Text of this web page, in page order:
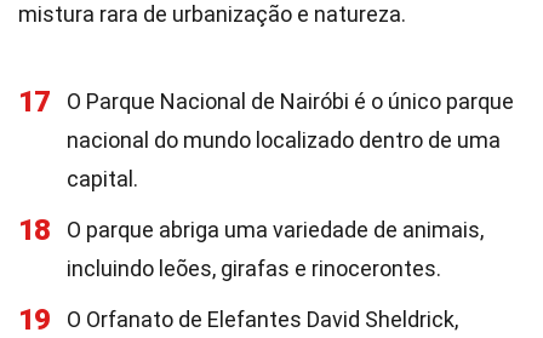
mistura rara de urbanização e natureza.
17
O Parque Nacional de Nairóbi é o único parque
nacional do mundo localizado dentro de uma
capital.
18
O parque abriga uma variedade de animais,
incluindo leões, girafas e rinocerontes.
19
O Orfanato de Elefantes David Sheldrick,